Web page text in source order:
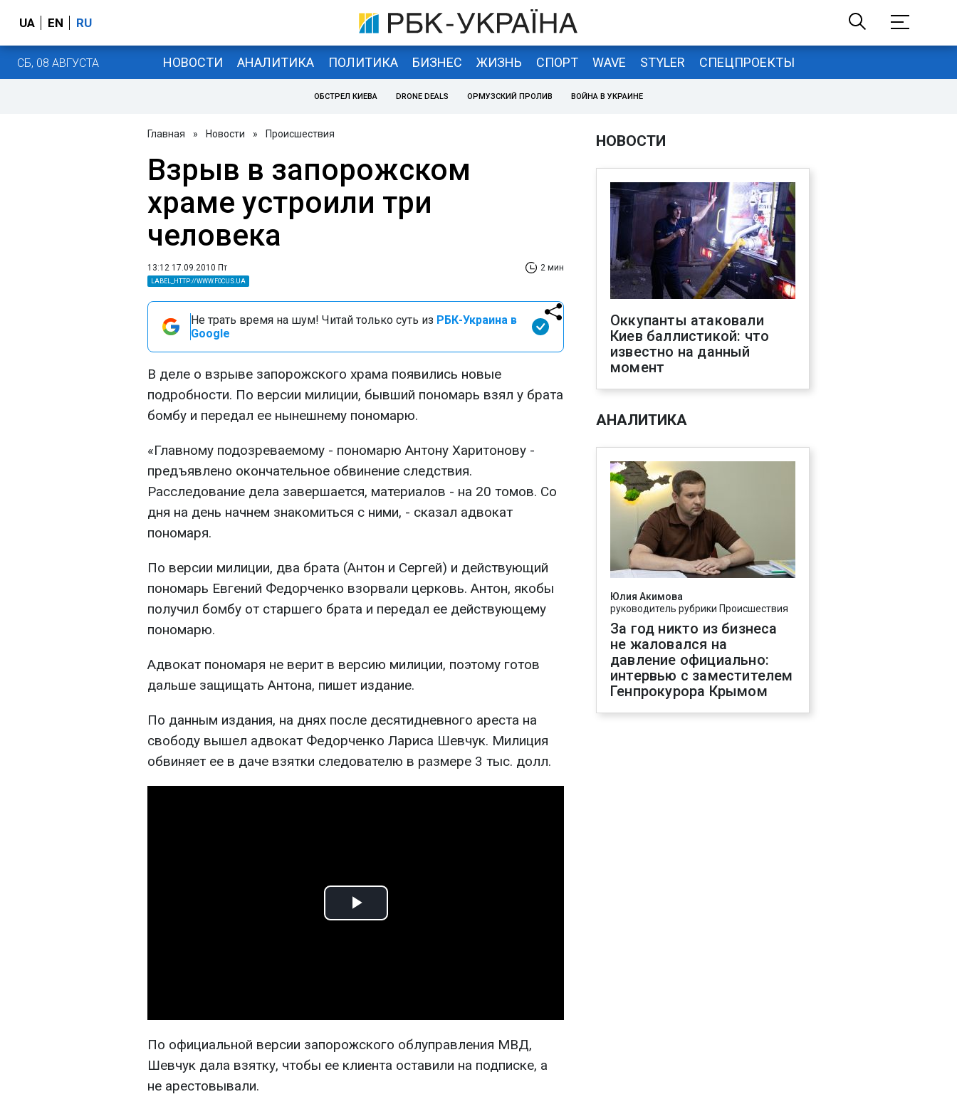
UA EN RU
СБ, 08 АВГУСТА НОВОСТИ АНАЛИТИКА ПОЛИТИКА БИЗНЕС ЖИЗНЬ СПОРТ WAVE STYLER СПЕЦПРОЕКТЫ
ОБСТРЕЛ КИЕВА DRONE DEALS ОРМУЗСКИЙ ПРОЛИВ ВОЙНА В УКРАИНЕ
Главная » Новости » Происшествия
Взрыв в запорожском
храме устроили три
человека
13:12 17.09.2010 Пт 2 мин
LABEL_HTTP://WWW.FOCUS.UA
Не трать время на шум! Читай только суть из РБК-Украина в
Google
В деле о взрыве запорожского храма появились новые
подробности. По версии милиции, бывший пономарь взял у брата
бомбу и передал ее нынешнему пономарю.
«Главному подозреваемому - пономарю Антону Харитонову -
предъявлено окончательное обвинение следствия.
Расследование дела завершается, материалов - на 20 томов. Со
дня на день начнем знакомиться с ними, - сказал адвокат
пономаря.
По версии милиции, два брата (Антон и Сергей) и действующий
пономарь Евгений Федорченко взорвали церковь. Антон, якобы
получил бомбу от старшего брата и передал ее действующему
пономарю.
Адвокат пономаря не верит в версию милиции, поэтому готов
дальше защищать Антона, пишет издание.
По данным издания, на днях после десятидневного ареста на
свободу вышел адвокат Федорченко Лариса Шевчук. Милиция
обвиняет ее в даче взятки следователю в размере 3 тыс. долл.
Play
По официальной версии запорожского облуправления МВД,
Шевчук дала взятку, чтобы ее клиента оставили на подписке, а
не арестовывали.
НОВОСТИ
Оккупанты атаковали
Киев баллистикой: что
известно на данный
момент
АНАЛИТИКА
Юлия Акимова
руководитель рубрики Происшествия
За год никто из бизнеса
не жаловался на
давление официально:
интервью с заместителем
Генпрокурора Крымом